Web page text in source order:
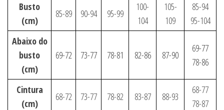
Busto
(cm)
85-89 90-94 95-99
100-
104
105-
109
85-94
95-104
Abaixo do
busto
(cm)
69-72 73-77 78-81 82-86 87-90
69-77
78-86
Cintura
(cm)
68-72 73-77 78-82 83-87 88-93
68-77
78-87